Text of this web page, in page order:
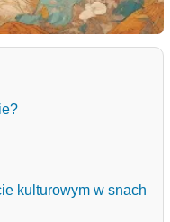
kulturowym w snach